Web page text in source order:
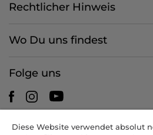
Rechtlicher Hinweis
Wo Du uns findest
Folge uns
CANDY HOOVER GROUP S.r.I. - mit
Diese Website verwendet absolut